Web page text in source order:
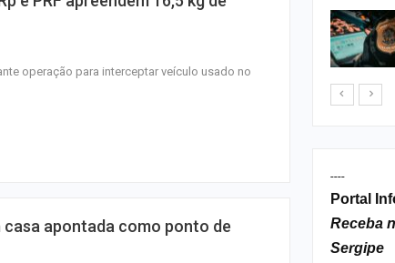
operação para interceptar veículo usado no
casa apontada como ponto de
----
Portal
Receba
Sergipe